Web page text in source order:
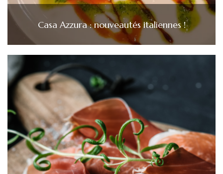
Casa Azzura : nouveautés italiennes !